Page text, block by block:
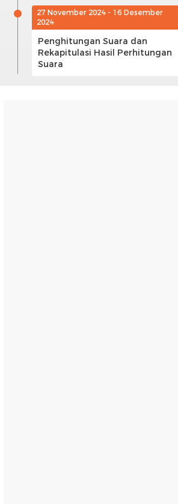
27 November 2024 - 16 Desember
2024
Penghitungan Suara dan
Rekapitulasi Hasil Perhitungan
Suara